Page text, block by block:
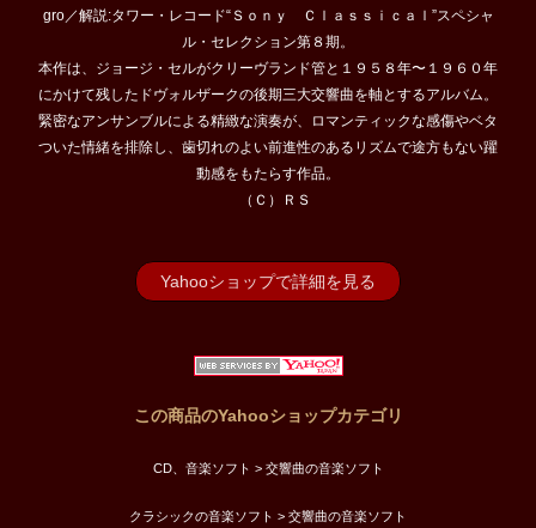
gro／解説:タワー・レコード“Ｓｏｎｙ Ｃｌａｓｓｉｃａｌ”スペシャ
ル・セレクション第８期。
本作は、ジョージ・セルがクリーヴランド管と１９５８年〜１９６０年
にかけて残したドヴォルザークの後期三大交響曲を軸とするアルバム。
緊密なアンサンブルによる精緻な演奏が、ロマンティックな感傷やベタ
ついた情緒を排除し、歯切れのよい前進性のあるリズムで途方もない躍
動感をもたらす作品。
（Ｃ）ＲＳ
Yahooショップで詳細を見る
この商品のYahooショップカテゴリ
CD、音楽ソフト > 交響曲の音楽ソフト
クラシックの音楽ソフト > 交響曲の音楽ソフト